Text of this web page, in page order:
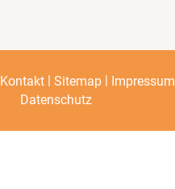
Kontakt| Sitemap| Impressum
Datenschutz